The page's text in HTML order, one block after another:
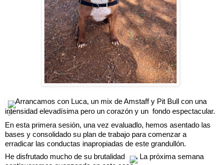
Arrancamos con Luca, un mix de Amstaff y Pit Bull con una
intensidad elevadísima pero un corazón y un  fondo espectacular.
En esta primera sesión, una vez evaluadlo, hemos asentado las
bases y consolidado su plan de trabajo para comenzar a
erradicar las conductas inapropiadas de este grandullón.
He disfrutado mucho de su brutalidad
. La próxima semana